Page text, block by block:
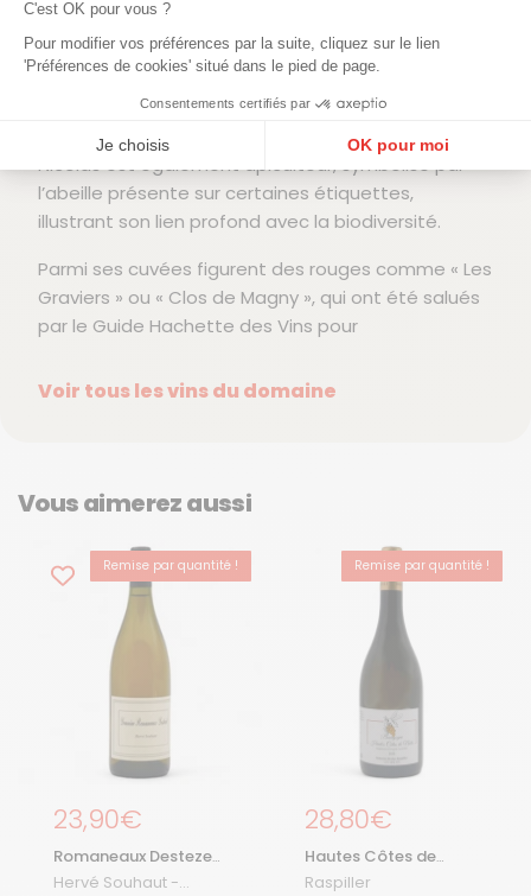
C'est OK pour vous ?
Pour modifier vos préférences par la suite, cliquez sur le lien
'Préférences de cookies' situé dans le pied de page.
Consentements certifiés par
Je choisis OK pour moi
Axeptio consent
Plateforme de Gestion du Consentement : Personnalisez vos Options
Notre plateforme vous permet d'adapter et de gérer vos paramètres de confidentialité, en
Les vendanges sont réalisées manuellement et les
vinifications sont menées sans collage ni filtration,
ce qui permet d’obtenir des vins authentiques,
purs et expressifs, reflétant les terroirs de
Bourgogne avec fraîcheur et élégance. En parallèle,
Nicolas est également apiculteur, symbolisé par
l’abeille présente sur certaines étiquettes,
illustrant son lien profond avec la biodiversité.
Parmi ses cuvées figurent des rouges comme « Les
Graviers » ou « Clos de Magny », qui ont été salués
par le Guide Hachette des Vins pour
Voir tous les vins du domaine
Vous aimerez aussi
Remise par quantité !
Prix régulier
23,90€
Romaneaux Destezet
2024
Hervé Souhaut -
Remise par quantité !
Prix régulier
28,80€
Hautes Côtes de
Nuits Blanc 2022
Raspiller